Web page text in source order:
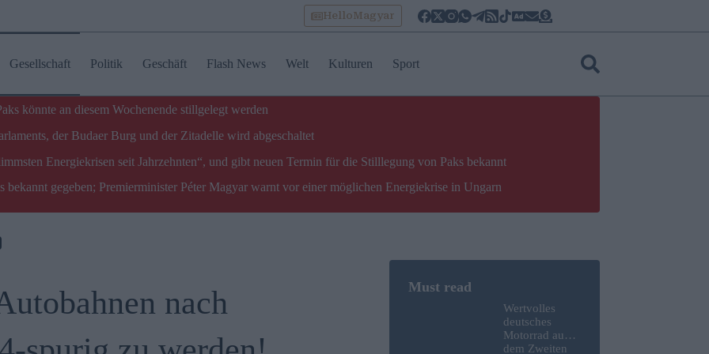
HelloMagyar
Gesellschaft Politik Geschäft Flash News Welt Kulturen Sport
könnte an diesem Wochenende stillgelegt werden
der Budaer Burg und der Zitadelle wird abgeschaltet
Energiekrisen seit Jahrzehnten“, und gibt neuen Termin für die Stilllegung von Paks bekannt
gegeben; Premierminister Péter Magyar warnt vor einer möglichen Energiekrise in Ungarn
nach
Wertvolles
deutsches
Motorrad aus
dem Zweiten